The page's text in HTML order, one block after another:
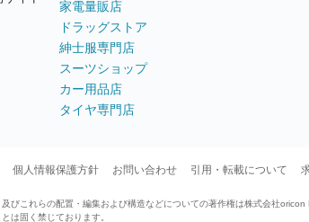
家電量販店
ドラッグストア
紳士服専門店
スーツショップ
カー用品店
タイヤ専門店
個人情報保護方針 お問い合わせ 引用・転載について
びこれらの配置・編集および構造などについての著作権は株式会社oricon
は固く禁じております。